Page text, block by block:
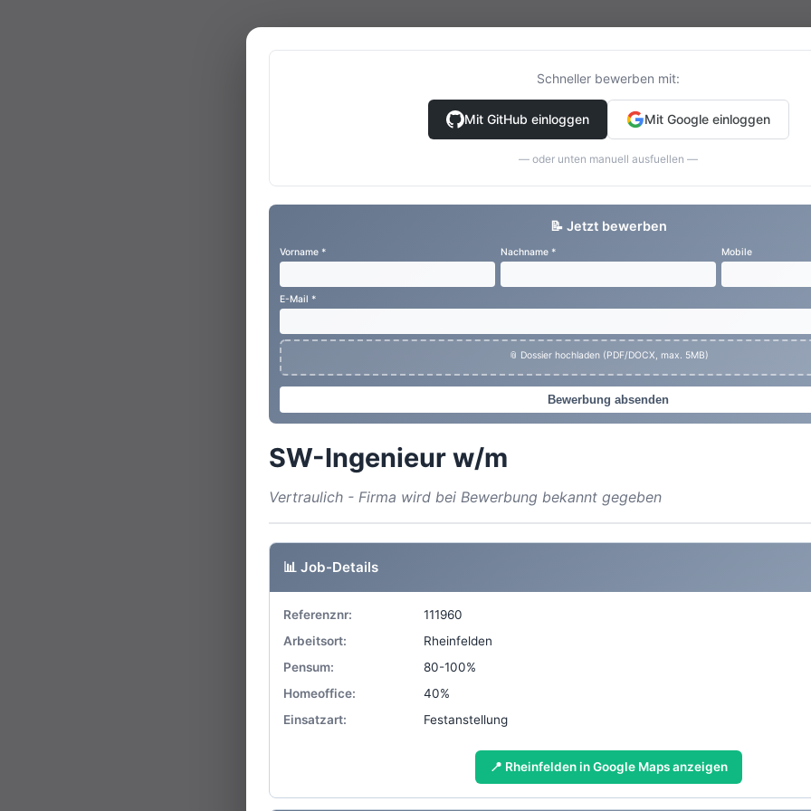
Schneller bewerben mit:
Mit GitHub einloggen Mit Google einloggen
— oder unten manuell ausfuellen —
📝 Jetzt bewerben
Vorname * Nachname * Mobile
E-Mail *
📎 Dossier hochladen (PDF/DOCX, max. 5MB)
Bewerbung absenden
SW-Ingenieur w/m
Vertraulich - Firma wird bei Bewerbung bekannt gegeben
📊 Job-Details
Referenznr:
111960
Arbeitsort:
Rheinfelden
Pensum:
80-100%
Homeoffice:
40%
Einsatzart:
Festanstellung
📍 Rheinfelden in Google Maps anzeigen